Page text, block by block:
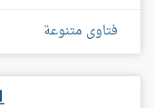
فتاوى متنوعة